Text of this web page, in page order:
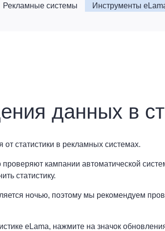
Рекламные системы Инструменты
данных в
статистики в рекламных системах.
кампании автоматической
статистику.
ночью, поэтому мы рекомендуем
eLama, нажмите на значок